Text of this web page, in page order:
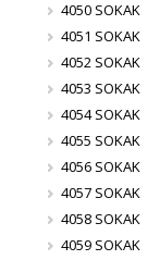
4050 SOKAK
4051 SOKAK
4052 SOKAK
4053 SOKAK
4054 SOKAK
4055 SOKAK
4056 SOKAK
4057 SOKAK
4058 SOKAK
4059 SOKAK